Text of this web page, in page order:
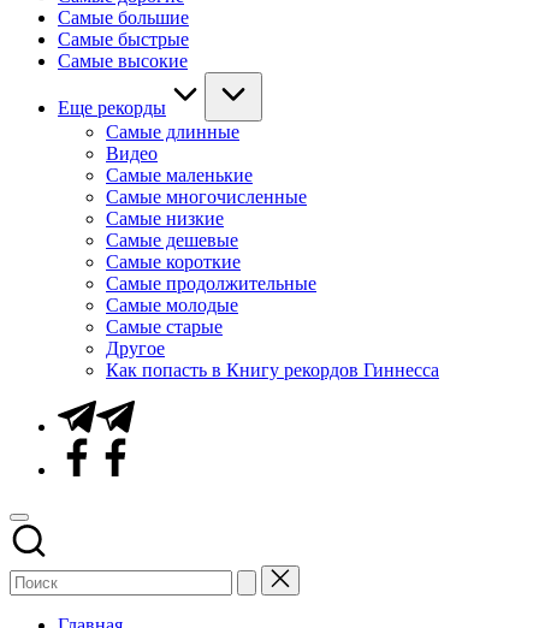
Самые большие
Самые быстрые
Самые высокие
Еще рекорды
Самые длинные
Видео
Самые маленькие
Самые многочисленные
Самые низкие
Самые дешевые
Самые короткие
Самые продолжительные
Самые молодые
Самые старые
Другое
Как попасть в Книгу рекордов Гиннесса
Telegram
Facebook